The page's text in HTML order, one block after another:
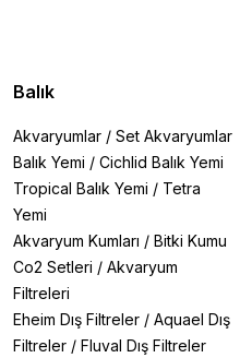
Balık
Akvaryumlar / Set Akvaryumlar
Balık Yemi / Cichlid Balık Yemi
Tropical Balık Yemi / Tetra
Yemi
Akvaryum Kumları / Bitki Kumu
Co2 Setleri / Akvaryum
Filtreleri
Eheim Dış Filtreler / Aquael Dış
Filtreler / Fluval Dış Filtreler